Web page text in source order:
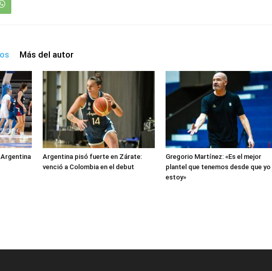
Más del autor
Argentina pisó fuerte en Zárate:
venció a Colombia en el debut
Gregorio Martínez: «Es el mejor
plantel que tenemos desde que yo
estoy»